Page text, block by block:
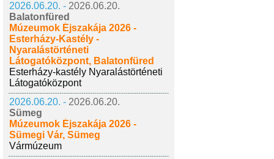
2026.06.20. - 2026.06.20.
Balatonfüred
Múzeumok Éjszakája 2026 -
Esterházy-Kastély -
Nyaralástörténeti
Látogatóközpont, Balatonfüred
Esterházy-kastély Nyaralástörténeti
Látogatóközpont
2026.06.20. - 2026.06.20.
Sümeg
Múzeumok Éjszakája 2026 -
Sümegi Vár, Sümeg
Vármúzeum